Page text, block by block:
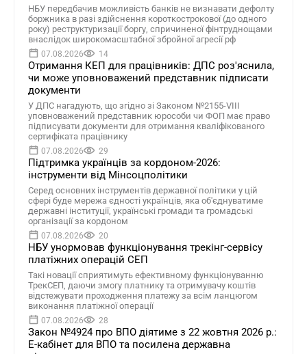
НБУ передбачив можливість банків не визнавати дефолту
боржника в разі здійснення короткострокової (до одного
року) реструктуризації боргу, спричиненої фінтруднощами
внаслідок широкомасштабної збройної агресії рф
07.08.2026 14
Отримання КЕП для працівників: ДПС роз'яснила,
чи може уповноважений представник підписати
документи
У ДПС нагадують, що згідно зі Законом №2155-VIII
уповноважений представник юрособи чи ФОП має право
підписувати документи для отримання кваліфікованого
сертифіката працівнику
07.08.2026 29
Підтримка українців за кордоном-2026:
інструменти від Мінсоцполітики
Серед основних інструментів державної політики у цій
сфері буде мережа єдності українців, яка об'єднуватиме
державні інституції, українські громади та громадські
організації за кордоном
07.08.2026 20
НБУ унормовав функціонування трекінг-сервісу
платіжних операцій СЕП
Такі новації сприятимуть ефективному функціонуванню
ТрекСЕП, даючи змогу платнику та отримувачу коштів
відстежувати проходження платежу за всім ланцюгом
виконання платіжної операції
07.08.2026 28
Закон №4924 про ВПО діятиме з 22 жовтня 2026 р.:
Е-кабінет для ВПО та посилена державна